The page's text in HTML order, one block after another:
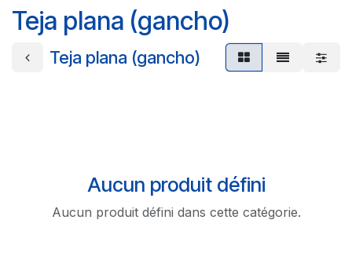
Teja plana (gancho)
Teja plana (gancho)
Aucun produit défini
Aucun produit défini dans cette catégorie.